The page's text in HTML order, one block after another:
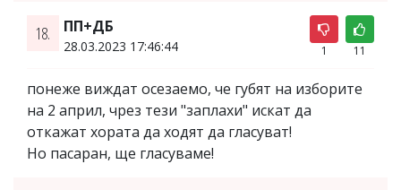
18. ПП+ДБ
28.03.2023 17:46:44 1 11
понеже виждат осезаемо, че губят на изборите
на 2 април, чрез тези "заплахи" искат да
откажат хората да ходят да гласуват!
Но пасаран, ще гласуваме!